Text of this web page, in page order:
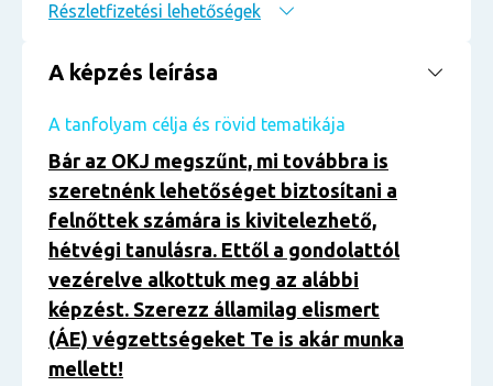
Részletfizetési lehetőségek
A képzés leírása
A tanfolyam célja és rövid tematikája
Bár az OKJ megszűnt, mi továbbra is
szeretnénk lehetőséget biztosítani a
felnőttek számára is kivitelezhető,
hétvégi tanulásra. Ettől a gondolattól
vezérelve alkottuk meg az alábbi
képzést. Szerezz államilag elismert
(ÁE) végzettségeket Te is akár munka
mellett!